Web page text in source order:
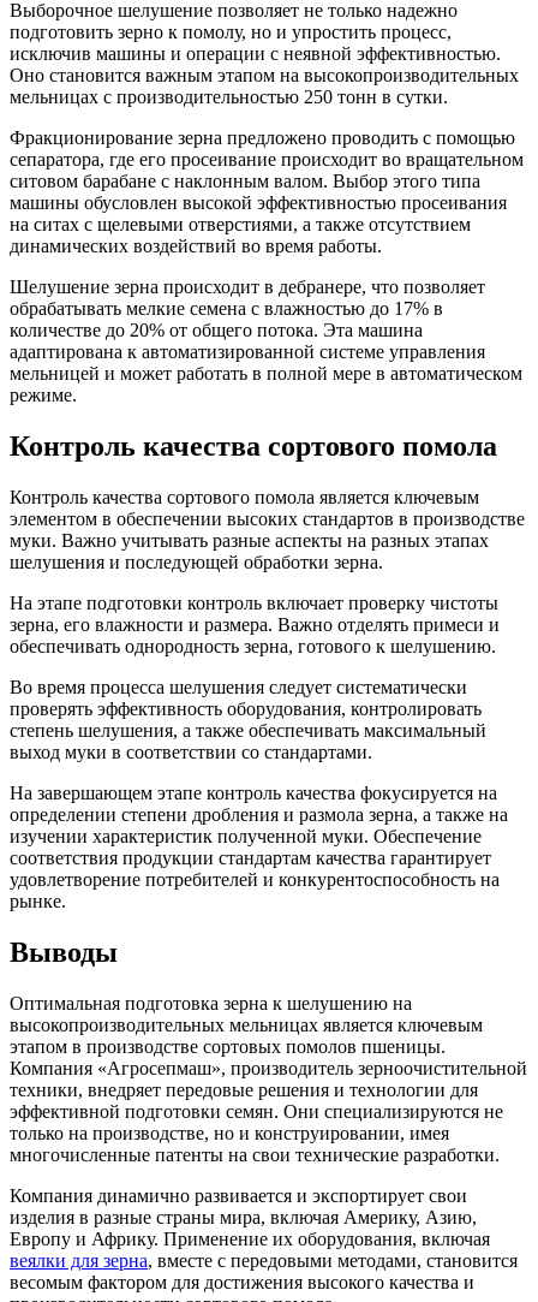
Выборочное шелушение позволяет не только надежно
подготовить зерно к помолу, но и упростить процесс,
исключив машины и операции с неявной эффективностью.
Оно становится важным этапом на высокопроизводительных
мельницах с производительностью 250 тонн в сутки.
Фракционирование зерна предложено проводить с помощью
сепаратора, где его просеивание происходит во вращательном
ситовом барабане с наклонным валом. Выбор этого типа
машины обусловлен высокой эффективностью просеивания
на ситах с щелевыми отверстиями, а также отсутствием
динамических воздействий во время работы.
Шелушение зерна происходит в дебранере, что позволяет
обрабатывать мелкие семена с влажностью до 17% в
количестве до 20% от общего потока. Эта машина
адаптирована к автоматизированной системе управления
мельницей и может работать в полной мере в автоматическом
режиме.
Контроль качества сортового помола
Контроль качества сортового помола является ключевым
элементом в обеспечении высоких стандартов в производстве
муки. Важно учитывать разные аспекты на разных этапах
шелушения и последующей обработки зерна.
На этапе подготовки контроль включает проверку чистоты
зерна, его влажности и размера. Важно отделять примеси и
обеспечивать однородность зерна, готового к шелушению.
Во время процесса шелушения следует систематически
проверять эффективность оборудования, контролировать
степень шелушения, а также обеспечивать максимальный
выход муки в соответствии со стандартами.
На завершающем этапе контроль качества фокусируется на
определении степени дробления и размола зерна, а также на
изучении характеристик полученной муки. Обеспечение
соответствия продукции стандартам качества гарантирует
удовлетворение потребителей и конкурентоспособность на
рынке.
Выводы
Оптимальная подготовка зерна к шелушению на
высокопроизводительных мельницах является ключевым
этапом в производстве сортовых помолов пшеницы.
Компания «Агросепмаш», производитель зерноочистительной
техники, внедряет передовые решения и технологии для
эффективной подготовки семян. Они специализируются не
только на производстве, но и конструировании, имея
многочисленные патенты на свои технические разработки.
Компания динамично развивается и экспортирует свои
изделия в разные страны мира, включая Америку, Азию,
Европу и Африку. Применение их оборудования, включая
веялки для зерна, вместе с передовыми методами, становится
весомым фактором для достижения высокого качества и